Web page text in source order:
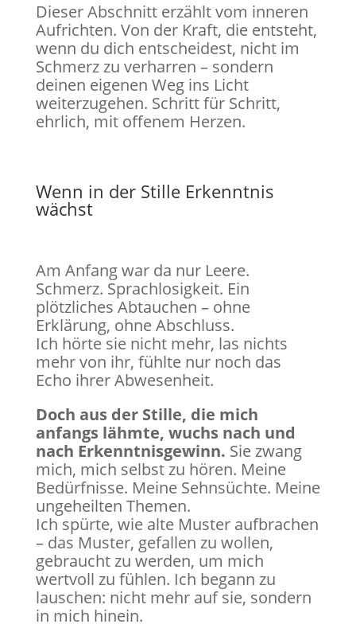
Dieser Abschnitt erzählt vom inneren
Aufrichten. Von der Kraft, die entsteht,
wenn du dich entscheidest, nicht im
Schmerz zu verharren – sondern
deinen eigenen Weg ins Licht
weiterzugehen. Schritt für Schritt,
ehrlich, mit offenem Herzen.
Wenn in der Stille Erkenntnis
wächst
Am Anfang war da nur Leere.
Schmerz. Sprachlosigkeit. Ein
plötzliches Abtauchen – ohne
Erklärung, ohne Abschluss.
Ich hörte sie nicht mehr, las nichts
mehr von ihr, fühlte nur noch das
Echo ihrer Abwesenheit.
Doch aus der Stille, die mich
anfangs lähmte, wuchs nach und
nach Erkenntnisgewinn. Sie zwang
mich, mich selbst zu hören. Meine
Bedürfnisse. Meine Sehnsüchte. Meine
ungeheilten Themen.
Ich spürte, wie alte Muster aufbrachen
– das Muster, gefallen zu wollen,
gebraucht zu werden, um mich
wertvoll zu fühlen. Ich begann zu
lauschen: nicht mehr auf sie, sondern
in mich hinein.